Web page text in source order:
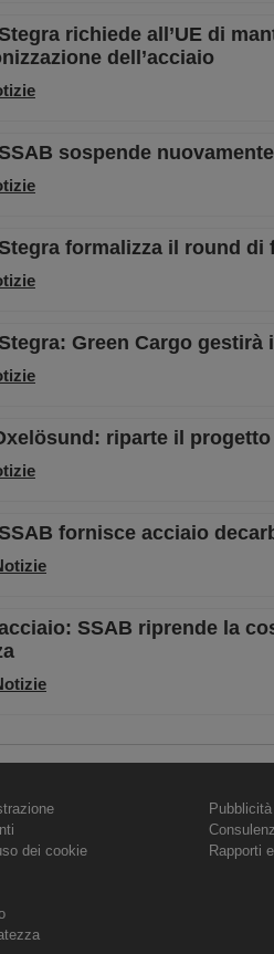
richiede all’UE di
dell’acciaio
sospende
formalizza il round
Green Cargo
riparte il
fornisce acciaio
SSAB riprende la
dei cookie
Pubblicità
Rapporti